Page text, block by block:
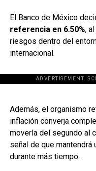
El Banco de México
referencia en 6.50%,
riesgos dentro del
internacional.
ADVERTISEMENT.
Además, el organismo
inflación converja
moverla del segundo al
señal de que
durante más tiempo.